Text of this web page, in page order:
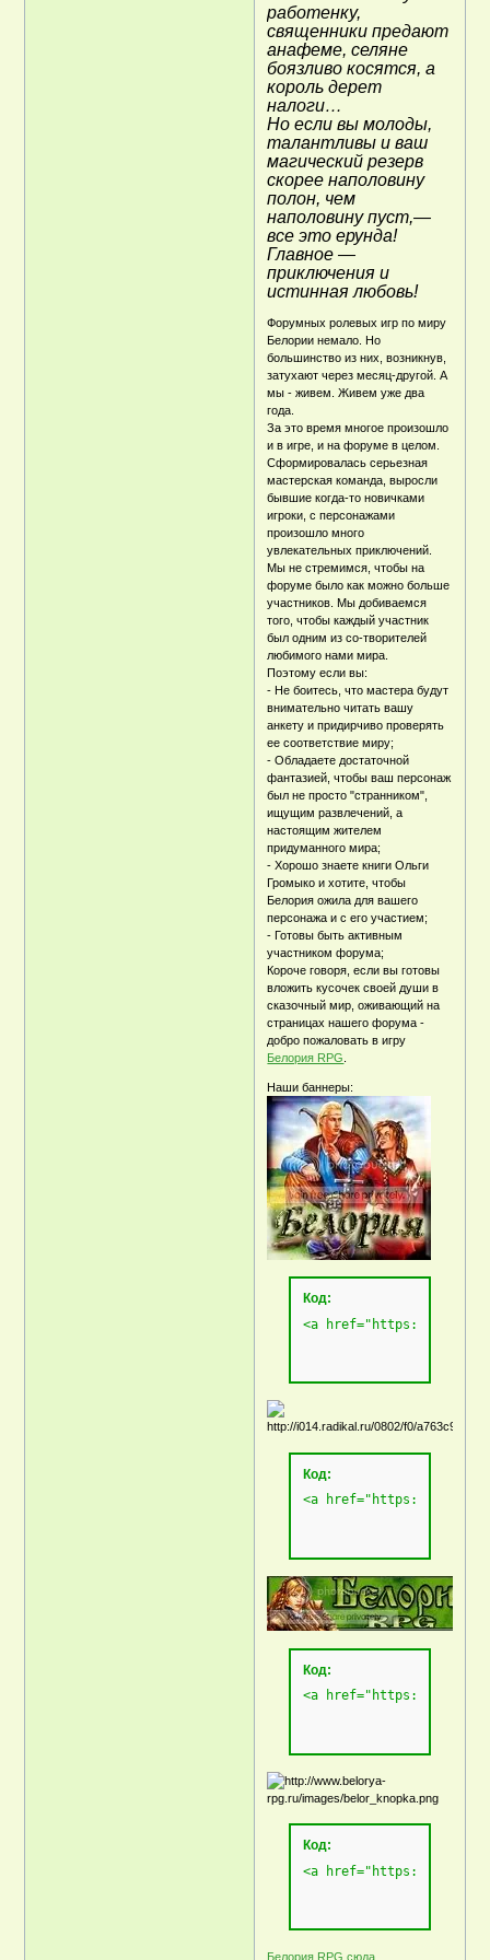
работенку,
священники предают
анафеме, селяне
боязливо косятся, а
король дерет
налоги…
Но если вы молоды,
талантливы и ваш
магический резерв
скорее наполовину
полон, чем
наполовину пуст,—
все это ерунда!
Главное —
приключения и
истинная любовь!
Форумных ролевых игр по миру
Белории немало. Но
большинство из них, возникнув,
затухают через месяц-другой. А
мы - живем. Живем уже два
года.
За это время многое произошло
и в игре, и на форуме в целом.
Сформировалась серьезная
мастерская команда, выросли
бывшие когда-то новичками
игроки, с персонажами
произошло много
увлекательных приключений.
Мы не стремимся, чтобы на
форуме было как можно больше
участников. Мы добиваемся
того, чтобы каждый участник
был одним из со-творителей
любимого нами мира.
Поэтому если вы:
- Не боитесь, что мастера будут
внимательно читать вашу
анкету и придирчиво проверять
ее соответствие миру;
- Обладаете достаточной
фантазией, чтобы ваш персонаж
был не просто "странником",
ищущим развлечений, а
настоящим жителем
придуманного мира;
- Хорошо знаете книги Ольги
Громыко и хотите, чтобы
Белория ожила для вашего
персонажа и с его участием;
- Готовы быть активным
участником форума;
Короче говоря, если вы готовы
вложить кусочек своей души в
сказочный мир, оживающий на
страницах нашего форума -
добро пожаловать в игру
Белория RPG
Наши баннеры:
Код:
<a href="https://
Код:
<a href="https://
Код:
<a href="https://
Код:
<a href="https://
Белория RPG сюда